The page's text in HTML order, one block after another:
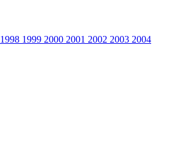
1998 1999 2000 2001 2002 2003 2004